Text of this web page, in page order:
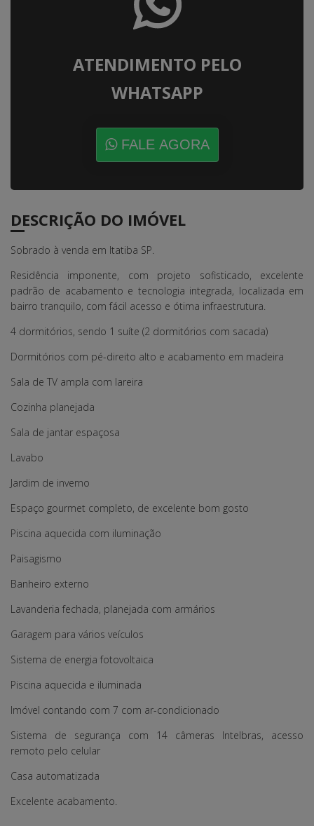
ATENDIMENTO PELO
WHATSAPP
FALE AGORA
DESCRIÇÃO DO IMÓVEL
Sobrado à venda em Itatiba SP.
Residência imponente, com projeto sofisticado, excelente
padrão de acabamento e tecnologia integrada, localizada em
bairro tranquilo, com fácil acesso e ótima infraestrutura.
4 dormitórios, sendo 1 suíte (2 dormitórios com sacada)
Dormitórios com pé-direito alto e acabamento em madeira
Sala de TV ampla com lareira
Cozinha planejada
Sala de jantar espaçosa
Lavabo
Jardim de inverno
Espaço gourmet completo, de excelente bom gosto
Piscina aquecida com iluminação
Paisagismo
Banheiro externo
Lavanderia fechada, planejada com armários
Garagem para vários veículos
Sistema de energia fotovoltaica
Piscina aquecida e iluminada
Imóvel contando com 7 com ar-condicionado
Sistema de segurança com 14 câmeras Intelbras, acesso
remoto pelo celular
Casa automatizada
Excelente acabamento.